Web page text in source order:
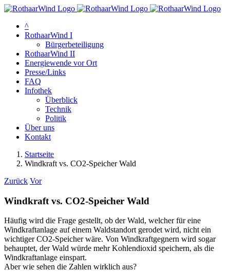
Zum
springen
^
RothaarWind I
Bürgerbeteiligung
RothaarWind II
Energiewende vor Ort
Presse/Links
FAQ
Infothek
Überblick
Technik
Politik
Über uns
Kontakt
Startseite
Windkraft vs. CO2-Speicher Wald
Zurück Vor
Windkraft vs. CO2-Speicher Wald
Häufig wird die Frage gestellt, ob der Wald, welcher für eine
Windkraftanlage auf einem Waldstandort gerodet wird, nicht ein
wichtiger CO2-Speicher wäre. Von Windkraftgegnern wird sogar
behauptet, der Wald würde mehr Kohlendioxid speichern, als die
Windkraftanlage einspart.
Aber wie sehen die Zahlen wirklich aus?